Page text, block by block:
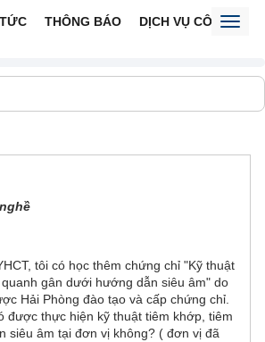
THÔNG BÁO DỊCH VỤ CÔNG
tôi có học thêm chứng chỉ "Kỹ thuật
gân dưới hướng dẫn siêu âm" do
Hải Phòng đào tạo và cấp chứng chỉ.
được thực hiện kỹ thuật tiêm khớp, tiêm
siêu âm tại đơn vị không? ( đơn vị đã